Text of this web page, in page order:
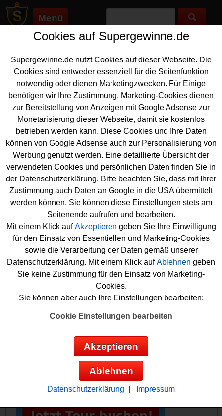
Menü
Supergewinne.de>Gewinnspiele>Sonstige Gewinnspiele
Anzeige:
Anzeige:
Eatsmarter Gewinnspiel - Pistazien
Produktset gewinnen
Alle Pistazien-Fans unter den Gewinnern sollten bei
diesem kostenlosen Eatsmarter Gewinnspiel mitspielen.
Eatsmarter verlost drei Produktsets Pistazien mit jeweils
leckeren Pistazien und demBuchMein Mikrobiom
Masterplan von Prof. Dr. Andreas Michalsen. Falls Sie
ein solches Produktpaket gewinnen möchten, sollten Sie
gleich die Lösung der Preisfrage herausfinden und
können sich damit Ihre Gewinnchance sichern. Vielleicht
haben Sie ja Glück? Auf jeden Fall sind die Daumen
schon fest gedrückt. Viel Erfolg!
Eatsmarter verlost 3x ein Produktset
Pistazien plus Buch
Anzeige:
Cookies auf Supergewinne.de
Supergewinne.de nutzt Cookies auf dieser Webseite. Die
Cookies sind entweder essenziell für die Seitenfunktion
notwendig oder dienen Marketingzwecken. Für Einige
benötigen wir Ihre Zustimmung. Marketing-Cookies dienen
zur Bereitstellung von Anzeigen mit Google Adsense zur
Monetarisierung dieser Webseite, damit sie kostenlos
betrieben werden kann. Diese Cookies und Ihre Daten
können von Google Adsense auch zur Personalisierung von
Werbung genutzt werden. Eine detaillierte Übersicht der
verwendeten Cookies und persönlichen Daten finden Sie in
der Datenschutzerklärung. Bitte beachten Sie, dass mit Ihrer
Zustimmung auch Daten an Google in die USA übermittelt
werden können. Sie können diese Einstellungen stets am
Seitenende aufrufen und bearbeiten.
Mit einem Klick aufAkzeptieren geben Sie Ihre Einwilligung
für den Einsatz von Essentiellen und Marketing-Cookies
sowie die Verarbeitung der Daten gemäß unserer
Datenschutzerklärung. Mit einem Klick aufAblehnen geben
Sie keine Zustimmung für den Einsatz von Marketing-
Cookies.
Sie können aber auch Ihre Einstellungen bearbeiten:
Cookie Einstellungen bearbeiten
Akzeptieren
Ablehnen
Datenschutzerklärung Impressum